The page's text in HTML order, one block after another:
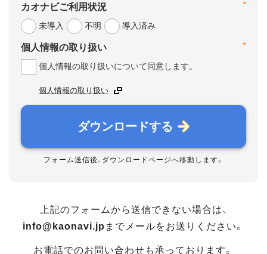
*
カオナビご利用状況
未導入
不明 導入済み
*
個人情報の取り扱い
個人情報の取り扱いについて同意します。
個人情報の取り扱い
ダウンロードする
フォーム送信後、ダウンロードページへ移動します。
上記のフォームから送信できない場合は、
info@kaonavi.jp までメールをお送りください。
お電話でのお問い合わせも承っております。